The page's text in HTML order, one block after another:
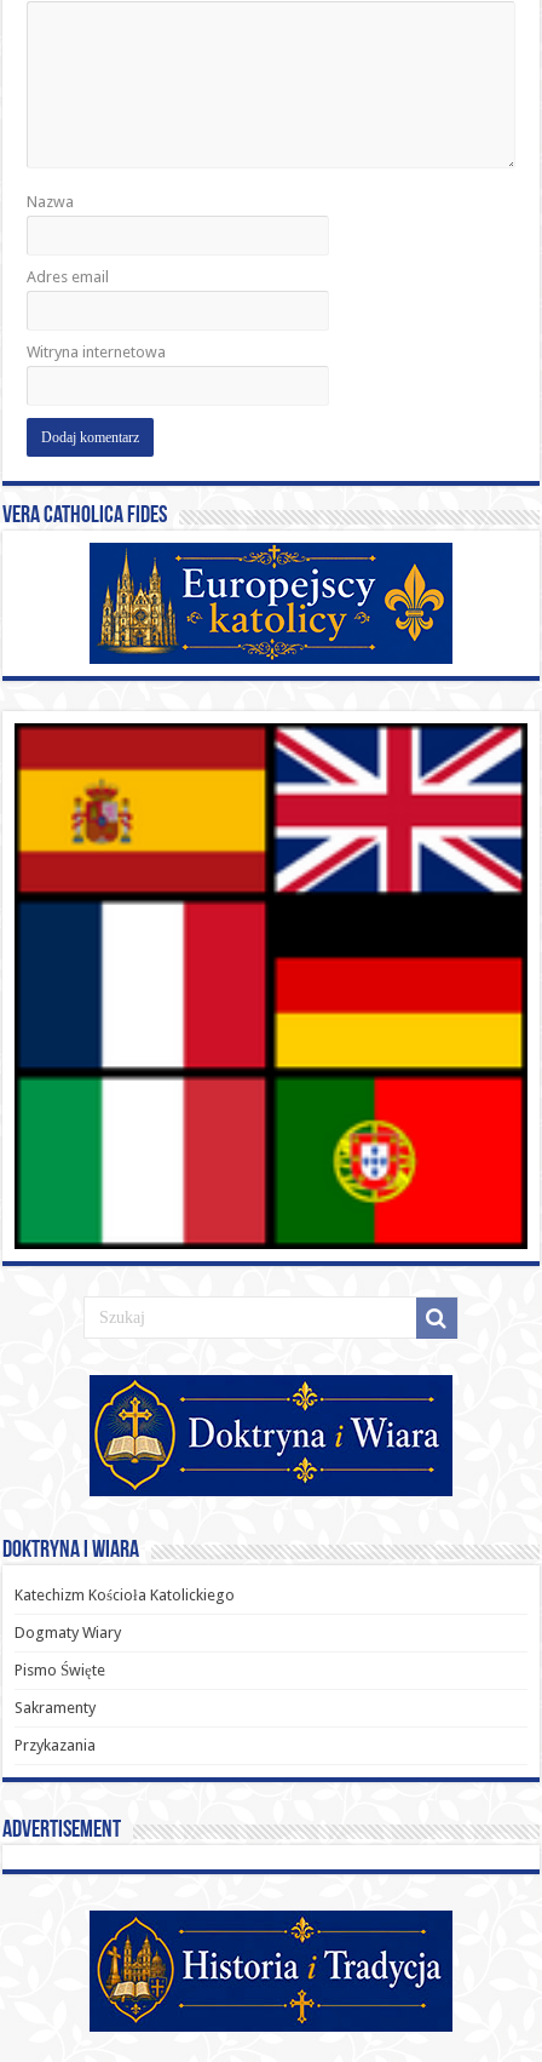
Nazwa
Adres email
Witryna internetowa
Vera catholica fides
Doktryna i Wiara
Katechizm Kościoła Katolickiego
Dogmaty Wiary
Pismo Święte
Sakramenty
Przykazania
Advertisement